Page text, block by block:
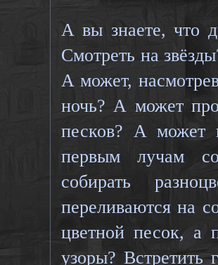
А вы знаете, что
Смотреть на
А может,
ночь? А может
песков? А может
первым лучам
собирать
переливаются на
цветной песок, а
узоры? Встретить